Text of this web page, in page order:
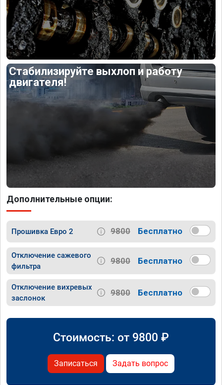
Стабилизируйте выхлоп и работу
двигателя!
Дополнительные опции:
Прошивка Евро 2 9800 Бесплатно
Отключение сажевого
фильтра
9800 Бесплатно
Отключение вихревых
заслонок
9800 Бесплатно
Стоимость: от 9800 ₽
Записаться Задать вопрос